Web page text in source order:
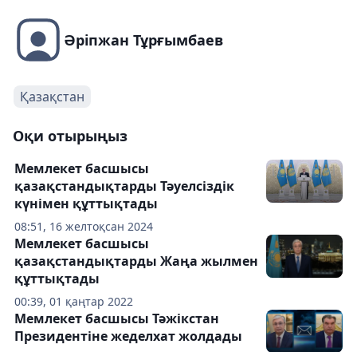
Әріпжан Тұрғымбаев
Қазақстан
Оқи отырыңыз
08:51, 16 желтоқсан 2024
Мемлекет басшысы
қазақстандықтарды Тәуелсіздік
күнімен құттықтады
00:39, 01 қаңтар 2022
Мемлекет басшысы
қазақстандықтарды Жаңа жылмен
құттықтады
Мемлекет басшысы Тәжікстан
Президентіне жеделхат жолдады